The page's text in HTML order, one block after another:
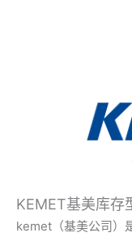
KEMET基美库存
kemet（基美公司）